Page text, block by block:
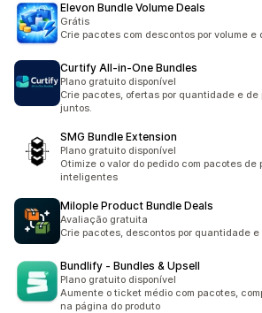
Elevon Bundle Volume Deals
Grátis
Crie pacotes com descontos por volume
Curtify All‑in‑One Bundles
Plano gratuito disponível
Crie pacotes, ofertas por quantidade e de
juntos.
SMG Bundle Extension
Plano gratuito disponível
Otimize o valor do pedido com pacotes de
inteligentes
Milople Product Bundle Deals
Avaliação gratuita
Crie pacotes, descontos por quantidade e
Bundlify ‑ Bundles & Upsell
Plano gratuito disponível
Aumente o ticket médio com pacotes,
na página do produto